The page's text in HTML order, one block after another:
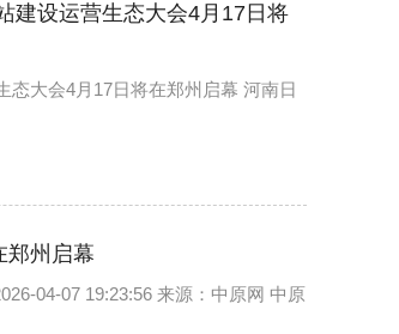
建设运营生态大会4月17日将
大会4月17日将在郑州启幕 河南日
郑州启幕
04-07 19:23:56 来源：中原网 中原